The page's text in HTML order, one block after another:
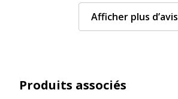
Afficher plus d’avis
Produits associés